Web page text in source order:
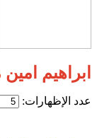
ابراهيم
عدد الإظهارات: